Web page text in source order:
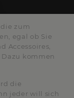
die zum
egal ob Sie
Accessoires,
kommen
die
jeder will sich